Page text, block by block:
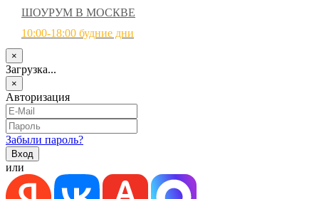
ШОУРУМ В МОСКВЕ
10:00-18:00 будние дни
×
Загрузка...
×
Авторизация
Забыли пароль?
или